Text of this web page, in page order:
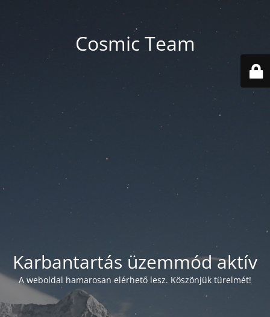
Cosmic Team
Karbantartás üzemmód aktív
A weboldal hamarosan elérhető lesz. Köszönjük türelmét!